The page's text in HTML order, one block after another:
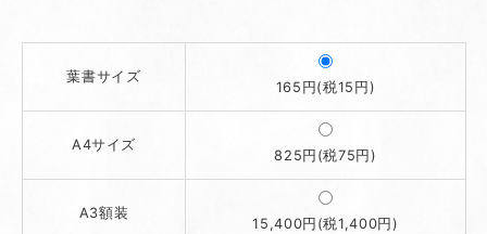
葉書サイズ
165円(税15円)
A4サイズ
825円(税75円)
A3額装
15,400円(税1,400円)